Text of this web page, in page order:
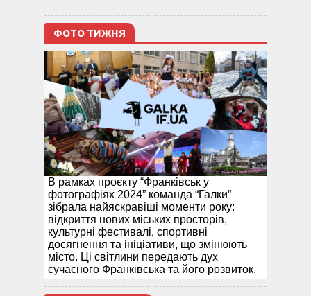
ФОТО ТИЖНЯ
В рамках проєкту “Франківськ у
фотографіях 2024” команда “Галки”
зібрала найяскравіші моменти року:
відкриття нових міських просторів,
культурні фестивалі, спортивні
досягнення та ініціативи, що змінюють
місто. Ці світлини передають дух
сучасного Франківська та його розвиток.